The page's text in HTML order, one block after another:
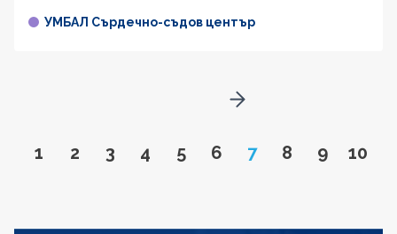
УМБАЛ Сърдечно-съдов център
Go to page
1 Go to page
2 Go to page
3 Go to page
4 Go to page
5 Go to page
6 Page
7 Go to page
8 Go to
9 Go
10
Go to next page